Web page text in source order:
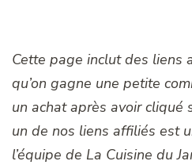
Cette page inclut des liens
qu’on gagne une petite
un achat après avoir cliqué
un de nos liens affiliés est
l’équipe de La Cuisine du